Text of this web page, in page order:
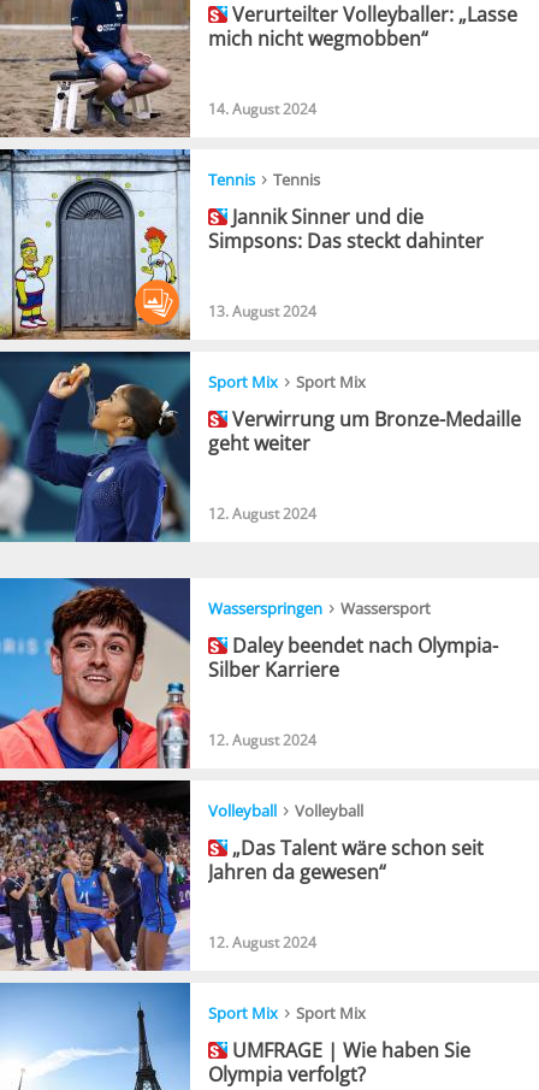
Verurteilter Volleyballer: „Lasse
mich nicht wegmobben“
14. August 2024
Tennis › Tennis
Jannik Sinner und die
Simpsons: Das steckt dahinter
13. August 2024
Sport Mix › Sport Mix
Verwirrung um Bronze-Medaille
geht weiter
12. August 2024
Wasserspringen › Wassersport
Daley beendet nach Olympia-
Silber Karriere
12. August 2024
Volleyball › Volleyball
„Das Talent wäre schon seit
Jahren da gewesen“
12. August 2024
Sport Mix › Sport Mix
UMFRAGE | Wie haben Sie
Olympia verfolgt?